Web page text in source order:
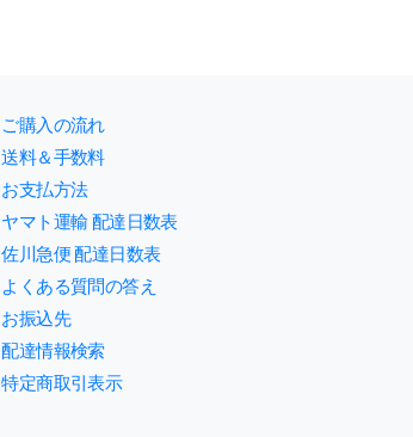
ご購入の流れ
送料＆手数料
お支払方法
ヤマト運輸 配達日数表
佐川急便 配達日数表
よくある質問の答え
お振込先
配達情報検索
特定商取引表示